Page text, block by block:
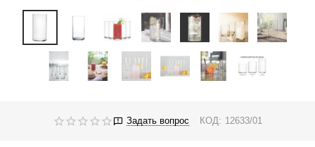
Задать вопрос КОД: 12633/01